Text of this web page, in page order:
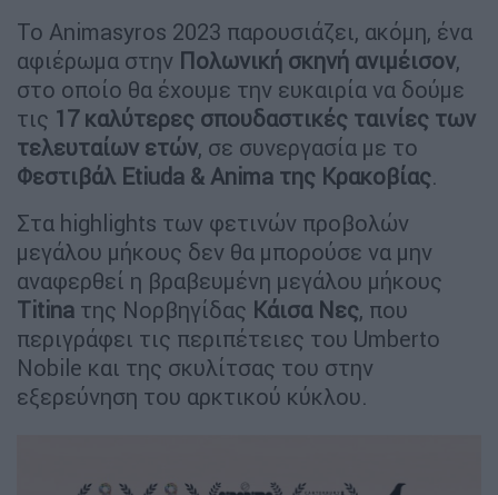
Το Animasyros 2023 παρουσιάζει, ακόμη, ένα
αφιέρωμα στην Πολωνική σκηνή ανιμέισον,
στο οποίο θα έχουμε την ευκαιρία να δούμε
τις 17 καλύτερες σπουδαστικές ταινίες των
τελευταίων ετών, σε συνεργασία με το
Φεστιβάλ Etiuda & Anima της Κρακοβίας.
Στα highlights των φετινών προβολών
μεγάλου μήκους δεν θα μπορούσε να μην
αναφερθεί η βραβευμένη μεγάλου μήκους
Titina της Νορβηγίδας Κάισα Νες, που
περιγράφει τις περιπέτειες του Umberto
Nobile και της σκυλίτσας του στην
εξερεύνηση του αρκτικού κύκλου.